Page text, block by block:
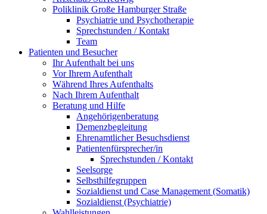
Poliklinik Große Hamburger Straße
Psychiatrie und Psychotherapie
Sprechstunden / Kontakt
Team
Patienten und Besucher
Ihr Aufenthalt bei uns
Vor Ihrem Aufenthalt
Während Ihres Aufenthalts
Nach Ihrem Aufenthalt
Beratung und Hilfe
Angehörigenberatung
Demenzbegleitung
Ehrenamtlicher Besuchsdienst
Patientenfürsprecher/in
Sprechstunden / Kontakt
Seelsorge
Selbsthilfegruppen
Sozialdienst und Case Management (Somatik)
Sozialdienst (Psychiatrie)